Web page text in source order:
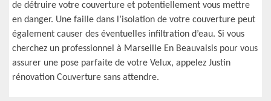
de détruire votre couverture et potentiellement vous mettre
en danger. Une faille dans l’isolation de votre couverture peut
également causer des éventuelles infiltration d’eau. Si vous
cherchez un professionnel à Marseille En Beauvaisis pour vous
assurer une pose parfaite de votre Velux, appelez Justin
rénovation Couverture sans attendre.